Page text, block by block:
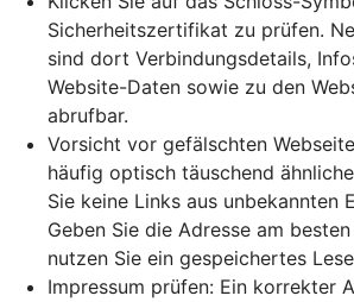
Sicherheitszertifikat zu prüfen.
sind dort Verbindungsdetails,
Website-Daten sowie zu den
abrufbar.
Vorsicht vor gefälschten
häufig optisch täuschend
Sie keine Links aus unbekannten
Geben Sie die Adresse am
nutzen Sie ein gespeichertes
Impressum prüfen: Ein korrekter